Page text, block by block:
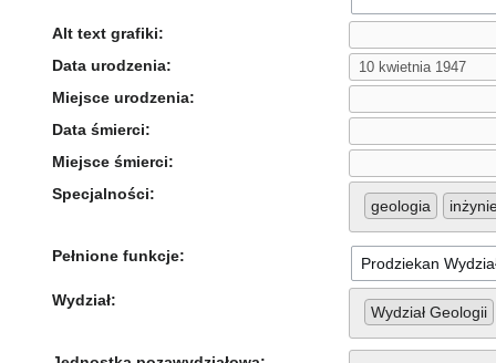
Alt text grafiki:
Data urodzenia:
Miejsce urodzenia:
Data śmierci:
Miejsce śmierci:
Specjalności:
geologia
Pełnione funkcje:
Wydział:
Wydział Geologii